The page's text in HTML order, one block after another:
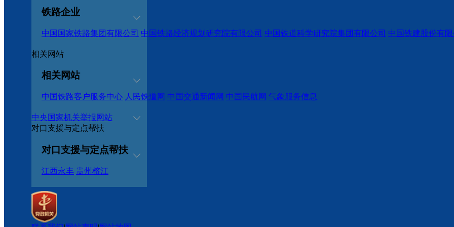
铁路企业
中国国家铁路集团有限公司 中国铁路经济规划研究院有限公司 中国铁道科学研究院集团有限公司 中国铁建股份有
相关网站
相关网站
中国铁路客户服务中心 人民铁道网 中国交通新闻网 中国民航网 气象服务信息
中央国家机关举报网站
对口支援与定点帮扶
对口支援与定点帮扶
江西永丰 贵州榕江